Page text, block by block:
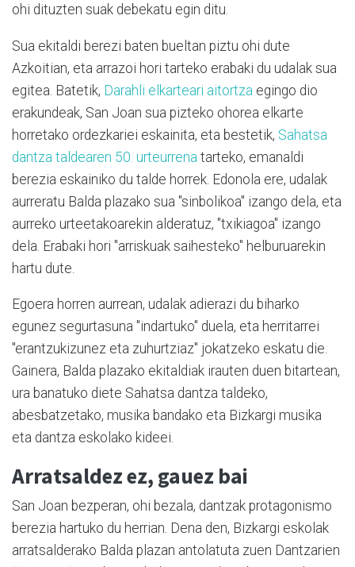
ohi dituzten suak debekatu egin ditu.
Sua ekitaldi berezi baten bueltan piztu ohi dute
Azkoitian, eta arrazoi hori tarteko erabaki du udalak sua
egitea. Batetik, Darahli elkarteari aitortza egingo dio
erakundeak, San Joan sua pizteko ohorea elkarte
horretako ordezkariei eskainita, eta bestetik, Sahatsa
dantza taldearen 50. urteurrena tarteko, emanaldi
berezia eskainiko du talde horrek. Edonola ere, udalak
aurreratu Balda plazako sua "sinbolikoa" izango dela, eta
aurreko urteetakoarekin alderatuz, "txikiagoa" izango
dela. Erabaki hori "arriskuak saihesteko" helburuarekin
hartu dute.
Egoera horren aurrean, udalak adierazi du biharko
egunez segurtasuna "indartuko" duela, eta herritarrei
"erantzukizunez eta zuhurtziaz" jokatzeko eskatu die.
Gainera, Balda plazako ekitaldiak irauten duen bitartean,
ura banatuko diete Sahatsa dantza taldeko,
abesbatzetako, musika bandako eta Bizkargi musika
eta dantza eskolako kideei.
Arratsaldez ez, gauez bai
San Joan bezperan, ohi bezala, dantzak protagonismo
berezia hartuko du herrian. Dena den, Bizkargi eskolak
arratsalderako Balda plazan antolatuta zuen Dantzarien